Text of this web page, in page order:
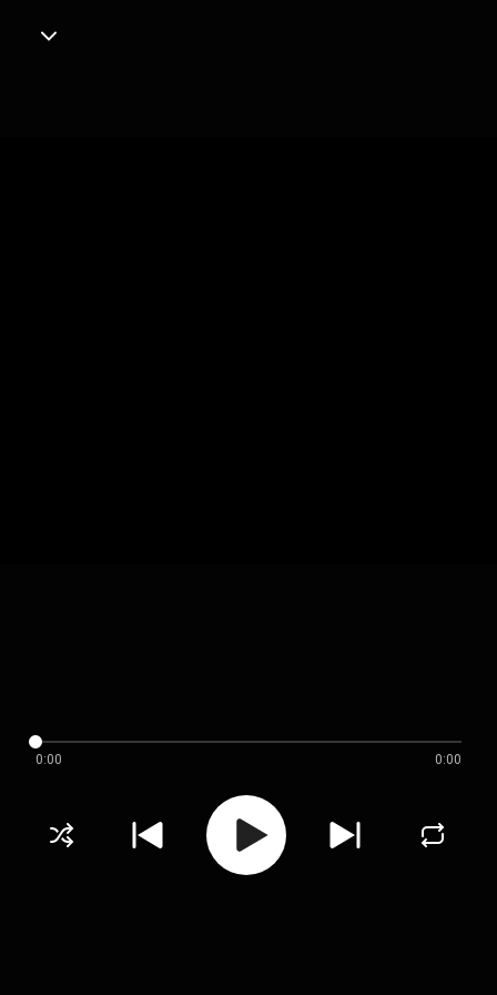
0:00 0:00